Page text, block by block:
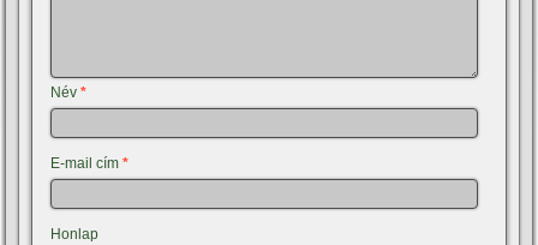
Név*
E-mail cím*
Honlap